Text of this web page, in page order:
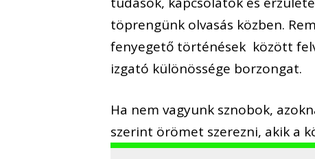
töprengünk olvasás közben.
fenyegető történések között
izgató különössége borzongat.
Ha nem vagyunk sznobok,
szerint örömet szerezni, akik a